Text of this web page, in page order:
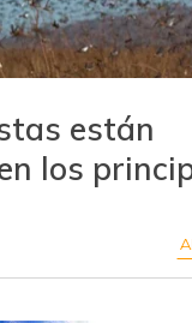
están
los